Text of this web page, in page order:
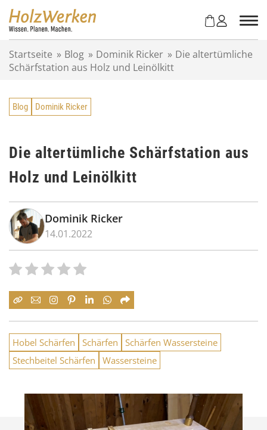
Startseite » Blog » Dominik Ricker » Die altertümliche
Schärfstation aus Holz und Leinölkitt
Blog Dominik Ricker
Die altertümliche Schärfstation aus
Holz und Leinölkitt
Dominik Ricker
14.01.2022
Hobel Schärfen Schärfen
Schärfen Wassersteine
Stechbeitel Schärfen
Wassersteine